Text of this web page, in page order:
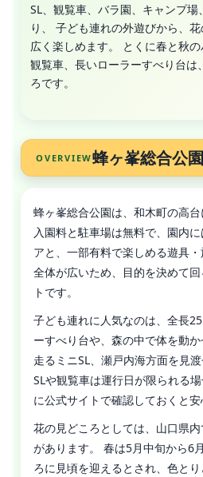
SL、観覧車、バラ園、キャンプ
り、 子ども連れの外遊びから、
広く楽しめます。 とくに春と秋
観覧車、長いローラーすべり台は
ろです。
OVERVIEW蜂ヶ峯総合公
蜂ヶ峯総合公園は、和木町の高台
入園料と駐車場は無料で、園内
アと、一部有料で楽しめる遊具
全体が広いため、目的を決めて
トです。
子ども連れに人気なのは、全長
ーすべり台や、森の中で体を動
走るミニSL、瀬戸内海方面を見
SLや観覧車は運行日が限られる
に公式サイトで確認しておくと安
花の見どころとしては、山口県
があります。 春は5月中旬から6
ろに見頃を迎えるとされ、色と